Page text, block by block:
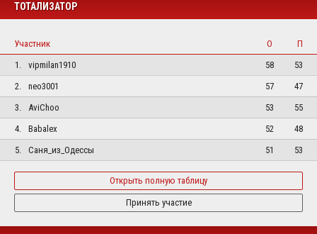
ТОТАЛИЗАТОР
Участник О
П
1.
vipmilan1910 58
53
2.
neo3001 57
47
3.
AviChoo 53
55
4.
Babalex 52
48
5.
Саня_из_Одессы 51 53
Открыть полную таблицу
Принять участие